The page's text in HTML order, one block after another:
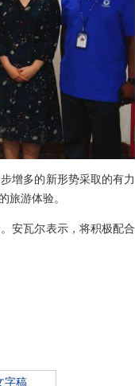
增多的新形势采取的有力
旅游体验。
安瓦尔表示，将积极配合
字稿